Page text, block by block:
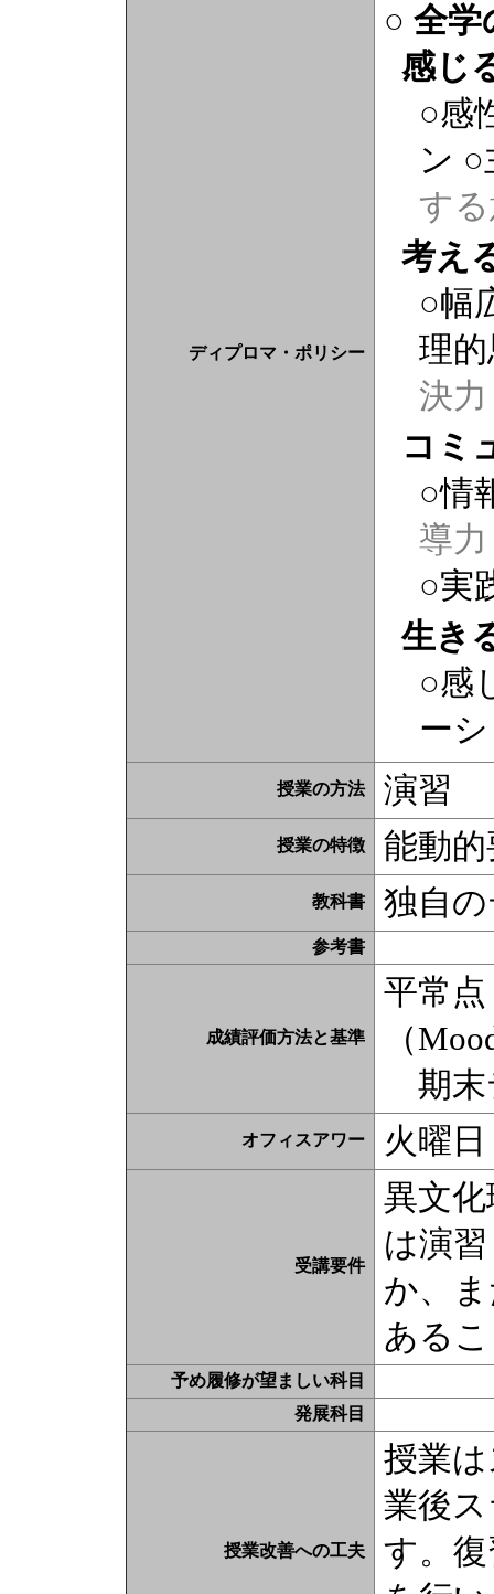
ディプロマ・ポリシー
○ 全学
感じ
○感
ン ○
す
考え
○幅
理
決力
コミ
○情
導
○実
生き
○感
ー
授業の方法 演習
授業の特徴 能動
教科書 独自
参考書
成績評価方法と基準
平常
（
期末
オフィスアワー 火曜
受講要件
異文
は演
か、
ある
予め履修が望ましい科目
発展科目
授業改善への工夫
授業
業後
す。